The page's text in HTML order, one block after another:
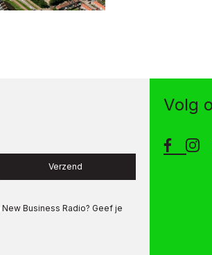
Verzend
New Business Radio? Geef je
Volg